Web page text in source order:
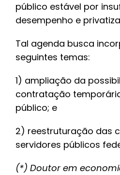
público estável por
desempenho e
Tal agenda busca
seguintes temas:
1) ampliação da
contratação
público; e
2) reestruturação das
servidores públicos
(*) Doutor em